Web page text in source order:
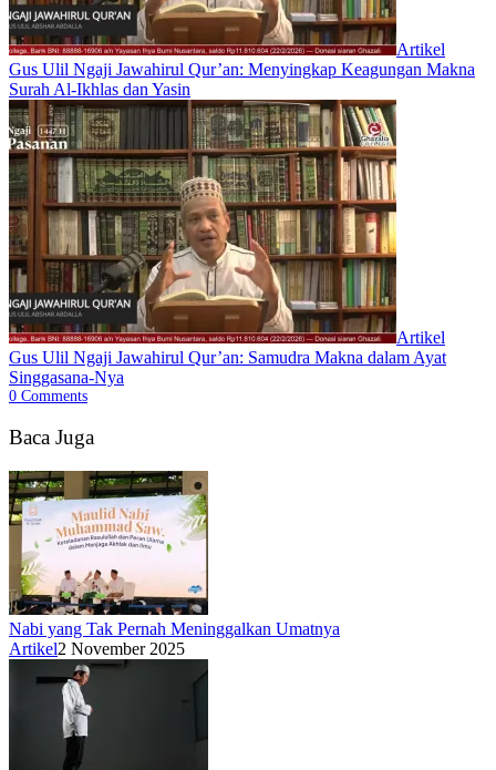
Artikel
Gus Ulil Ngaji Jawahirul Qur’an: Menyingkap Keagungan Makna
Surah Al-Ikhlas dan Yasin
Artikel
Gus Ulil Ngaji Jawahirul Qur’an: Samudra Makna dalam Ayat
Singgasana-Nya
0 Comments
Baca Juga
‎Nabi yang Tak Pernah Meninggalkan Umatnya
Artikel2 November 2025